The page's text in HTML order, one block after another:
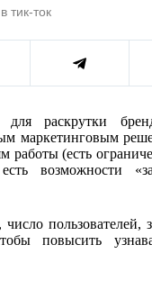
тик-ток
для раскрутки
маркетинговым
работы (есть
возможности
пользователей,
повысить